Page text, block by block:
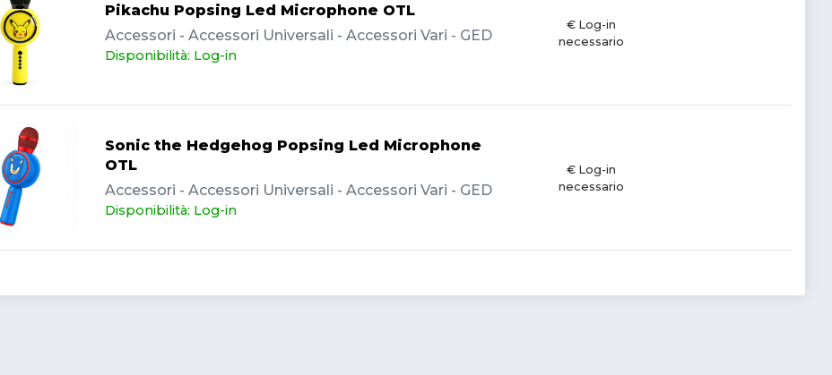
Pikachu Popsing Led Microphone OTL
Accessori - Accessori Universali - Accessori Vari - GED
Disponibilità: Log-in
€ Log-in
necessario
Sonic the Hedgehog Popsing Led Microphone
OTL
Accessori - Accessori Universali - Accessori Vari - GED
Disponibilità: Log-in
€ Log-in
necessario